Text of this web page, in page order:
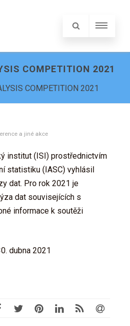
COMPETITION 2021
COMPETITION 2021
a jiné akce
institut (ISI) prostřednictvím
statistiku (IASC) vyhlásil
dat. Pro rok 2021 je
dat souvisejících s
informace k soutěži
dubna 2021